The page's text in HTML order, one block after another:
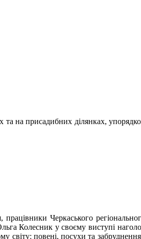
на присадибних ділянках,
Черкаського
Колесник у своєму виступі
повені, посухи та